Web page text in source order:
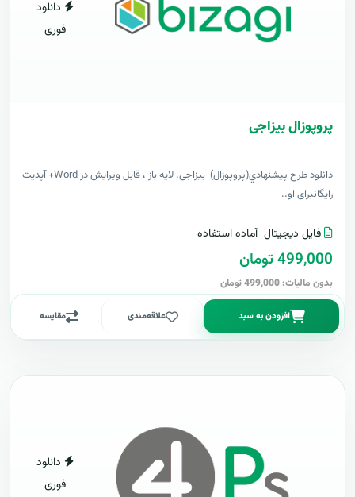
دانلود
فوری
پروپوزال بیزاجی
دانلود طرح پيشنهادي(پروپوزال) بیزاجی، لایه باز ، قابل ویرایش در Word+ آپدیت
رایگانبرای او..
فایل دیجیتال آماده استفاده
499,000 تومان
بدون مالیات: 499,000 تومان
افزودن به سبد علاقه‌مندی مقایسه
دانلود
فوری